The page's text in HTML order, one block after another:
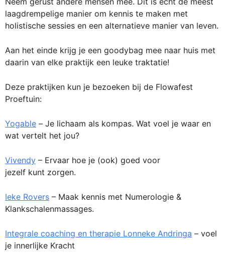
laagdrempelige manier om kennis te maken met
holistische sessies en een alternatieve manier van leven.
Aan het einde krijg je een goodybag mee naar huis met
daarin van elke praktijk een leuke traktatie!
Deze praktijken kun je bezoeken bij de Flowafest
Proeftuin:
Yogable – Je lichaam als kompas. Wat voel je waar en
wat vertelt het jou?
Vivendy – Ervaar hoe je (ook) goed voor
jezelf kunt zorgen.
Ieke Rovers – Maak kennis met Numerologie &
Klankschalenmassages.
Integrale coaching en therapie Lonneke Andringa – voel
je innerlijke Kracht